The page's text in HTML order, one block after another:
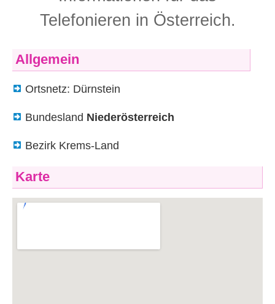
Telefonieren in Österreich.
Allgemein
Ortsnetz: Dürnstein
Bundesland Niederösterreich
Bezirk Krems-Land
Karte